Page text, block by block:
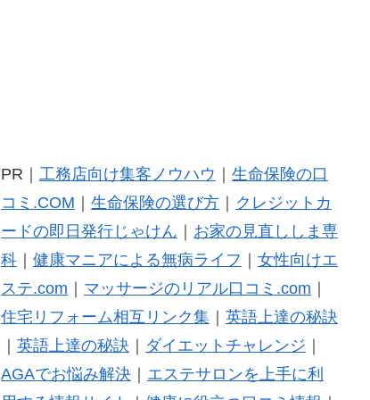
PR｜ 工務店向け集客ノウハウ ｜ 生命保険の口
コミ.COM ｜ 生命保険の選び方｜ クレジットカ
ードの即日発行じゃけん ｜ お家の見直ししま専
科｜ 健康マニアによる無病ライフ ｜ 女性向けエ
ステ.com ｜ マッサージのリアル口コミ.com ｜
住宅リフォーム相互リンク集｜ 英語上達の秘訣
｜ 英語上達の秘訣 ｜ ダイエットチャレンジ ｜
AGAでお悩み解決｜ エステサロンを上手に利